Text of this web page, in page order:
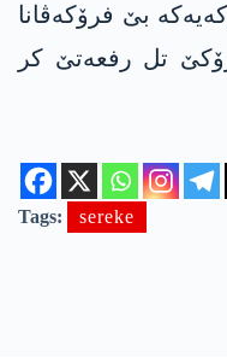
بێ فرۆکەڤانا
تل رفعه‌تێ کر
Tags: sereke